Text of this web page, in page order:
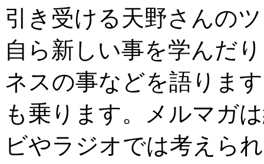
引き受ける天野さんの
自ら新しい事を学んだ
ネスの事などを語りま
も乗ります。メルマガ
ビやラジオでは考えら